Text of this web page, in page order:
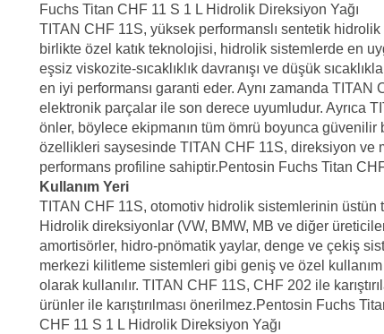
Fuchs Titan CHF 11 S 1 L Hidrolik Direksiyon Yağı
TITAN CHF 11S, yüksek performanslı sentetik
birlikte özel katık teknolojisi, hidrolik sistemlerde en
eşsiz viskozite-sıcaklıklık davranışı ve düşük
en iyi performansı garanti eder. Aynı zamanda
elektronik parçalar ile son derece uyumludur. Ayrıca
önler, böylece ekipmanın tüm ömrü boyunca
özellikleri saysesinde TITAN CHF 11S, direksiyon
performans profiline sahiptir.Pentosin Fuchs Titan
Kullanım Yeri
TITAN CHF 11S, otomotiv hidrolik sistemlerinin üstün
Hidrolik direksiyonlar (VW, BMW, MB ve diğer
amortisörler, hidro-pnömatik yaylar, denge ve çekiş
merkezi kilitleme sistemleri gibi geniş ve özel
olarak kullanılır. TITAN CHF 11S, CHF 202 ile
ürünler ile karıştırılması önerilmez.Pentosin Fuchs
CHF 11 S 1 L Hidrolik Direksiyon Yağı